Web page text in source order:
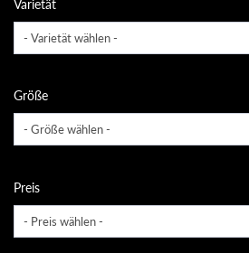
Varietät
Größe
Preis